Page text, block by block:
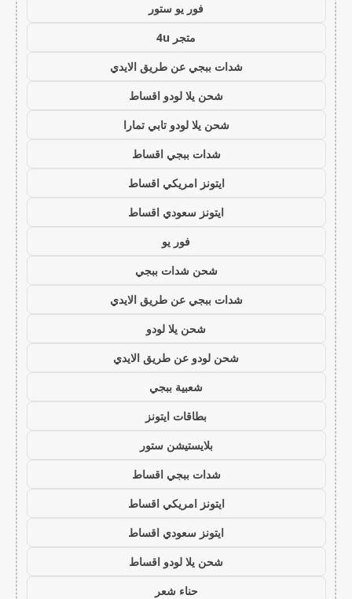
فور يو ستور
متجر 4u
شدات ببجي عن طريق الايدي
شحن يلا لودو اقساط
شحن يلا لودو تابي تمارا
شدات ببجي اقساط
ايتونز امريكي اقساط
ايتونز سعودي اقساط
فور يو
شحن شدات ببجي
شدات ببجي عن طريق الايدي
شحن يلا لودو
شحن لودو عن طريق الايدي
شعبية ببجي
بطاقات ايتونز
بلايستيشن ستور
شدات ببجي اقساط
ايتونز امريكي اقساط
ايتونز سعودي اقساط
شحن يلا لودو اقساط
حناء شعر